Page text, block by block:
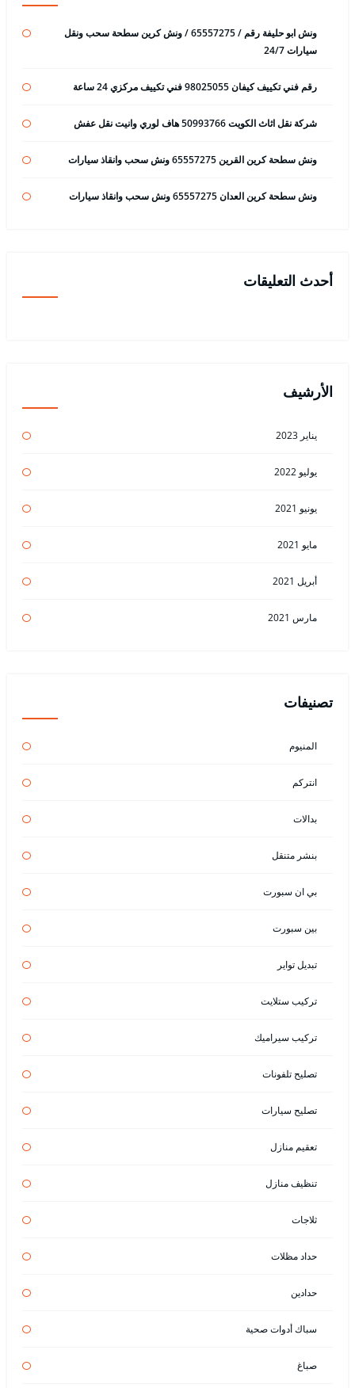
ونش ابو حليفة رقم / 65557275 / ونش كرين سطحة سحب ونقل
سيارات 24/7
رقم فني تكييف كيفان 98025055 فني تكييف مركزي 24 ساعة
شركة نقل اثاث الكويت 50993766 هاف لوري وانيت نقل عفش
ونش سطحة كرين القرين 65557275 ونش سحب وانقاذ سيارات
ونش سطحة كرين العدان 65557275 ونش سحب وانقاذ سيارات
أحدث التعليقات
الأرشيف
يناير 2023
يوليو 2022
يونيو 2021
مايو 2021
أبريل 2021
مارس 2021
تصنيفات
المنيوم
انتركم
بدالات
بنشر متنقل
بي ان سبورت
بين سبورت
تبديل تواير
تركيب ستلايت
تركيب سيراميك
تصليح تلفونات
تصليح سيارات
تعقيم منازل
تنظيف منازل
ثلاجات
حداد مظلات
حدادين
سباك أدوات صحية
صباغ